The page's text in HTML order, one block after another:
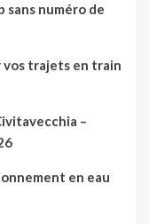
numéro de
vos trajets en train
–
en eau